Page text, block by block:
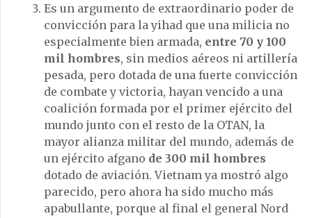
Es un argumento de extraordinario poder de
convicción para la yihad que una milicia no
especialmente bien armada, entre 70 y 100
mil hombres, sin medios aéreos ni artillería
pesada, pero dotada de una fuerte convicción
de combate y victoria, hayan vencido a una
coalición formada por el primer ejército del
mundo junto con el resto de la OTAN, la
mayor alianza militar del mundo, además de
un ejército afgano de 300 mil hombres
dotado de aviación. Vietnam ya mostró algo
parecido, pero ahora ha sido mucho más
apabullante, porque al final el general Nord